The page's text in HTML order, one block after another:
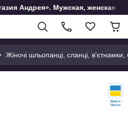
Андрея». Мужская, женская и
Жіночі шльопанці, сланці, в'єтнамки,